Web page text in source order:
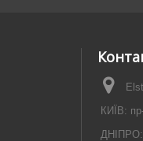
КИЇВ:
ДНІПРО: